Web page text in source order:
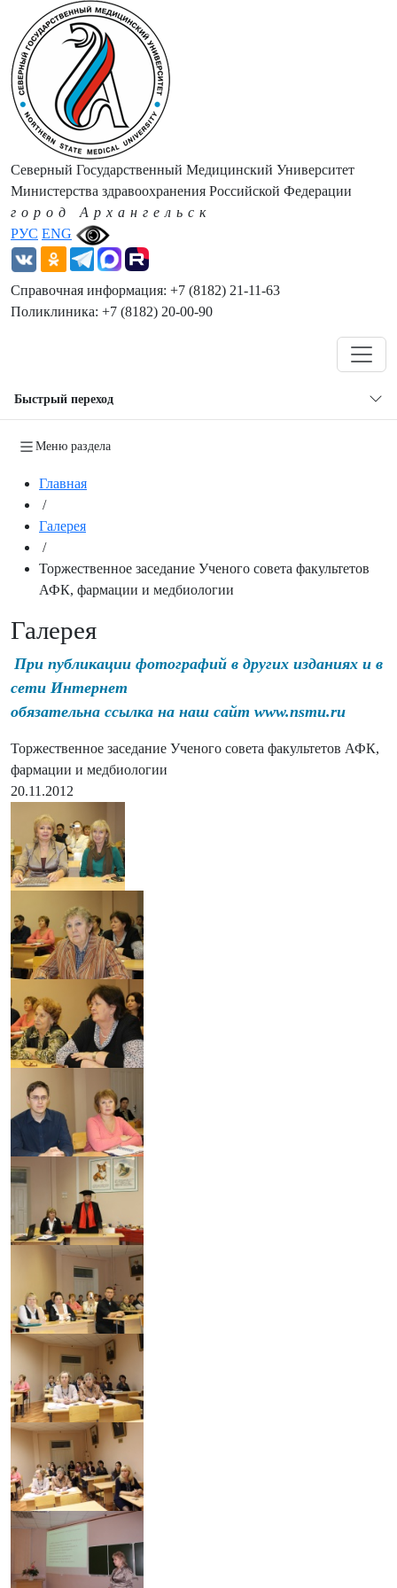
РУС ENG
Северный Государственный Медицинский Университет
Министерства здравоохранения Российской Федерации
город Архангельск
Справочная информация: +7 (8182) 21-11-63
Поликлиника: +7 (8182) 20-00-90
Быстрый переход
Меню раздела
Главная
/
Галерея
/
Торжественное заседание Ученого совета факультетов
АФК, фармации и медбиологии
Галерея
При публикации фотографий в других изданиях и в
сети Интернет
обязательна ссылка на наш сайт www.nsmu.ru
Торжественное заседание Ученого совета факультетов АФК,
фармации и медбиологии
20.11.2012